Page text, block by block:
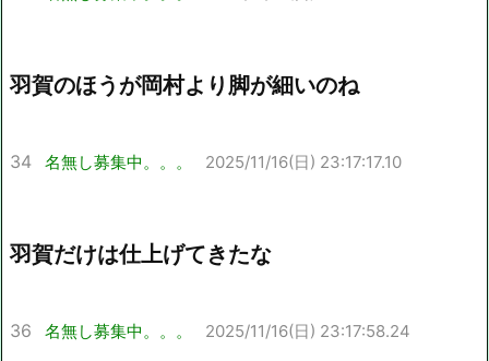
羽賀のほうが岡村より脚が細いのね
34 名無し募集中。。。 2025/11/16(日) 23:17:17.10
羽賀だけは仕上げてきたな
36 名無し募集中。。。 2025/11/16(日) 23:17:58.24